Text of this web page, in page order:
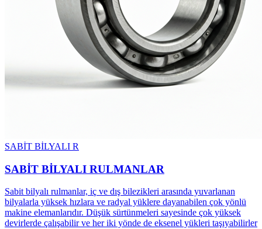
SABİT BİLYALI R
SABİT BİLYALI RULMANLAR
Sabit bilyalı rulmanlar, iç ve dış bilezikleri arasında yuvarlanan
bilyalarla yüksek hızlara ve radyal yüklere dayanabilen çok yönlü
makine elemanlarıdır. Düşük sürtünmeleri sayesinde çok yüksek
devirlerde çalışabilir ve her iki yönde de eksenel yükleri taşıyabilirler